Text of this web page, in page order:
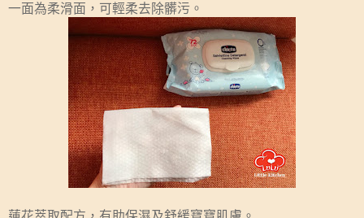
一面為柔滑面，可輕柔去除髒污。